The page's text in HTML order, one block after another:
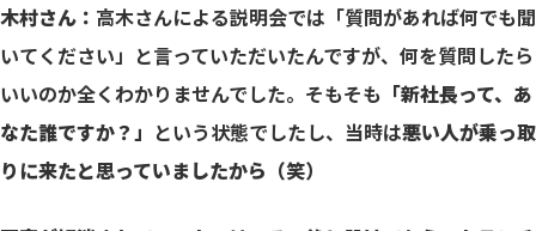
木村さん： 高木さんによる説明会では「質問があれば何でも聞
いてください」と言っていただいたんですが、何を質問したら
いいのか全くわかりませんでした。そもそも 「新社長って、あ
なた誰ですか？」 という状態でしたし、当時は悪い人が乗っ取
りに来たと思っていましたから（笑）